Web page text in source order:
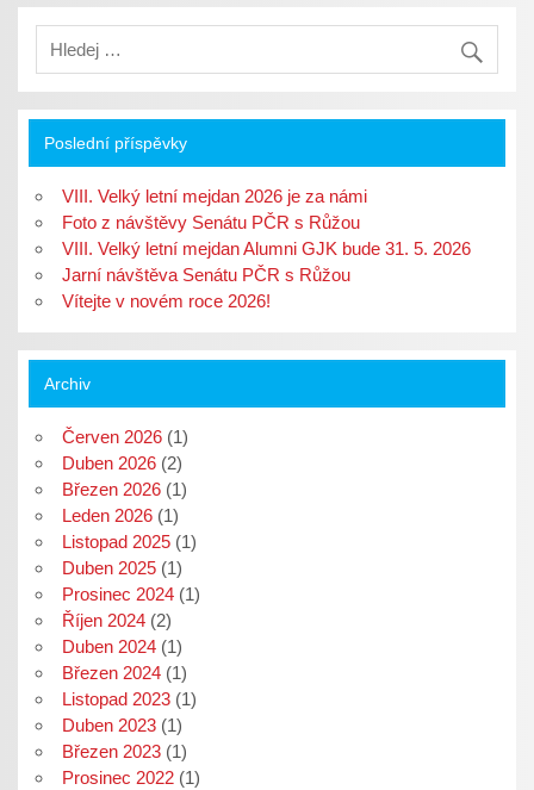
e
b
o
u
(
O
t
e
v
ř
n
ě
)
t
r
u
(
e
v
ř
e
e
v
n
o
v
é
m
o
k
l
O
v
e
s
v
n
o
v
é
m
o
n
e
(
e
ř
e
e
v
n
o
v
é
m
k
Poslední příspěvky
VIII. Velký letní mejdan 2026 je za námi
Foto z návštěvy Senátu PČR s Růžou
VIII. Velký letní mejdan Alumni GJK bude 31. 5. 2026
Jarní návštěva Senátu PČR s Růžou
Vítejte v novém roce 2026!
Archiv
Červen 2026(1)
Duben 2026(2)
Březen 2026(1)
Leden 2026(1)
Listopad 2025(1)
Duben 2025(1)
Prosinec 2024(1)
Říjen 2024(2)
Duben 2024(1)
Březen 2024(1)
Listopad 2023(1)
Duben 2023(1)
Březen 2023(1)
Prosinec 2022(1)